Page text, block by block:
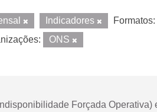
Indicadores Formatos:
ONS
Forçada Operativa)